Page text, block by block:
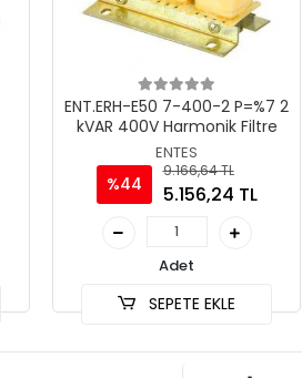
ENT.ERH-E50 7-400-2 P=%7 2
kVAR 400V Harmonik Filtre
ENTES
%44
9.166,64 TL
5.156,24 TL
Adet
SEPETE EKLE